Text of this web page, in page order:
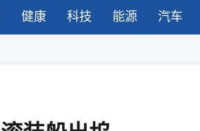
健康 科技 能源 汽车